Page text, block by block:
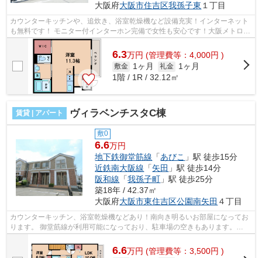
大阪府大阪市住吉区我孫子東 １丁目
カウンターキッチンや、追炊き、浴室乾燥機など設備充実！インターネット
も無料です！ モニター付インターホン完備で女性も安心です！大阪メトロ御
堂筋が徒歩圏内！ ■□■□■□■□■□■□■□■...
6.3万円 (管理費等：4,000円 )
敷金 1ヶ月 礼金
1ヶ月
1階 / 1R / 32.12㎡
賃貸 | アパート ヴィラベンチスタC棟
敷0
6.6万円
地下鉄御堂筋線 「あびこ 」駅 徒歩15分
近鉄南大阪線 「矢田 」駅 徒歩14分
阪和線 「我孫子町 」駅 徒歩25分
築18年 / 42.37㎡
大阪府大阪市東住吉区公園南矢田 ４丁目
カウンターキッチン、浴室乾燥機などあり！南向き明るいお部屋になってお
ります。 御堂筋線が利用可能になっており、駐車場の空きもあります。
■□■□■□■□■□■□■□■□■□■□■□■□■□■□■□■□■□■...
6.6万円 (管理費等：3,500円 )